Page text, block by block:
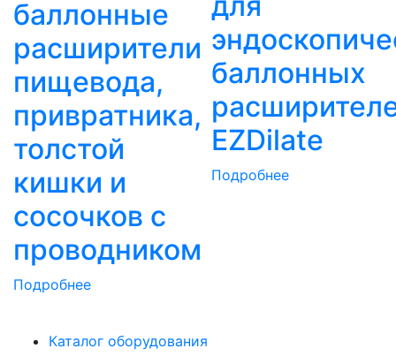
баллонные
расширители
пищевода,
привратника,
толстой
кишки и
сосочков с
проводником
Подробнее
баллонных
EZDilate
Подробнее
Каталог оборудования